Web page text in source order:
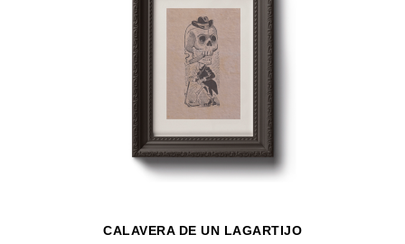
CALAVERA DE UN LAGARTIJO